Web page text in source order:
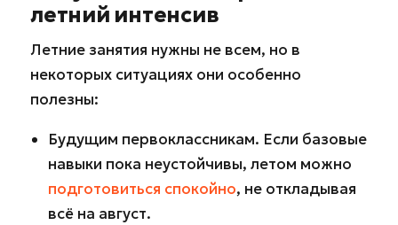
летний интенсив
Летние занятия нужны не всем, но в
некоторых ситуациях они особенно
полезны:
Будущим первоклассникам. Если базовые
навыки пока неустойчивы, летом можно
подготовиться спокойно, не откладывая
всё на август.